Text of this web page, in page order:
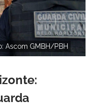
Ascom GMBH/PBH